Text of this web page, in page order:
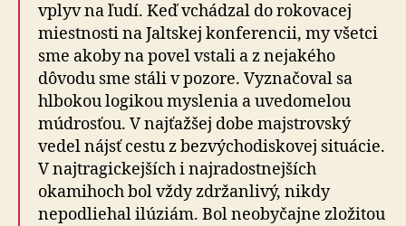
vplyv na ľudí. Keď vchádzal do rokovacej
miestnosti na Jaltskej konferencii, my všetci
sme akoby na povel vstali a z nejakého
dôvodu sme stáli v pozore. Vyznačoval sa
hlbokou logikou myslenia a uvedomelou
múdrosťou. V najťažšej dobe majstrovský
vedel nájsť cestu z bezvýchodiskovej situácie.
V najtragickejších i najradostnejších
okamihoch bol vždy zdržanlivý, nikdy
nepodliehal ilúziám. Bol neobyčajne zložitou